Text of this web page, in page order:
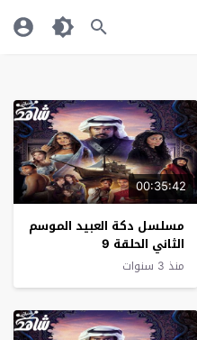
00:35:42
مسلسل دكة العبيد الموسم
الثاني الحلقة 9
منذ 3 سنوات